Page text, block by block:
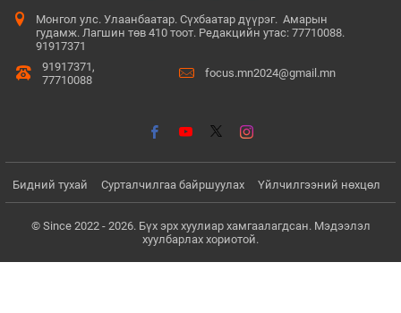
Монгол улс. Улаанбаатар. Сүхбаатар дүүрэг. Амарын
гудамж. Лагшин төв 410 тоот. Редакцийн утас: 77710088.
91917371
91917371,
77710088
focus.mn2024@gmail.mn
Бидний тухай Сурталчилгаа байршуулах Үйлчилгээний нөхцөл
© Since 2022 - 2026. Бүх эрх хуулиар хамгаалагдсан. Мэдээлэл
хуулбарлах хориотой.